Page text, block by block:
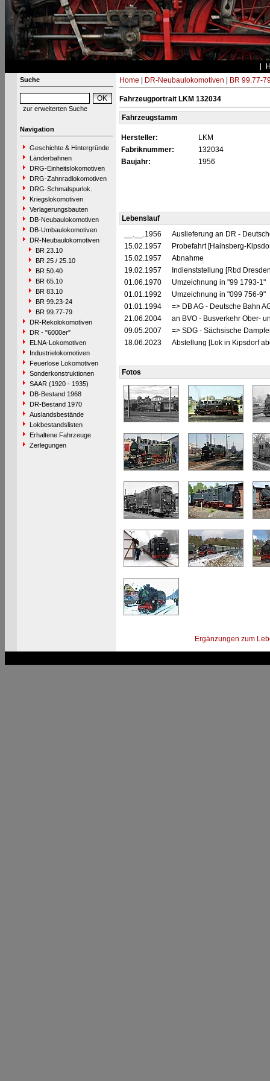
Suche
zur erweiterten Suche
Navigation
Geschichte & Hintergründe
Länderbahnen
DRG-Einheitslokomotiven
DRG-Zahnradlokomotiven
DRG-Schmalspurlok.
Kriegslokomotiven
Verlagerungsbauten
DB-Neubaulokomotiven
DB-Umbaulokomotiven
DR-Neubaulokomotiven
BR 23.10
BR 25 / 25.10
BR 50.40
BR 65.10
BR 83.10
BR 99.23-24
BR 99.77-79
DR-Rekolokomotiven
DR - "6000er"
ELNA-Lokomotiven
Industrielokomotiven
Feuerlose Lokomotiven
Sonderkonstruktionen
SAAR (1920 - 1935)
DB-Bestand 1968
DR-Bestand 1970
Auslandsbestände
Lokbestandslisten
Erhaltene Fahrzeuge
Zerlegungen
Home DR-Neubaulokomotiven BR 99.77-
Fahrzeugportrait LKM 132034
Fahrzeugstamm
Hersteller:
LKM
Fabriknummer:
132034
Baujahr:
1956
Lebenslauf
__.__.1956
Auslieferung an DR -
15.02.1957
Probefahrt [Hainsberg-
15.02.1957
Abnahme
19.02.1957
Indienststellung [Rbd
01.06.1970
Umzeichnung in "99 1793-1"
01.01.1992
Umzeichnung in "099 756-9"
01.01.1994
=> DB AG - Deutsche Bahn
21.06.2004
an BVO - Busverkehr Ober-
09.05.2007
=> SDG - Sächsische
18.06.2023
Abstellung [Lok in Kipsdorf
Fotos
Ergänzungen zum